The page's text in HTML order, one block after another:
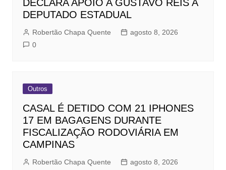
DECLARA APOIO A GUSTAVO REIS A
DEPUTADO ESTADUAL
Robertão Chapa Quente
agosto 8, 2026
0
Outros
CASAL É DETIDO COM 21 IPHONES
17 EM BAGAGENS DURANTE
FISCALIZAÇÃO RODOVIÁRIA EM
CAMPINAS
Robertão Chapa Quente
agosto 8, 2026